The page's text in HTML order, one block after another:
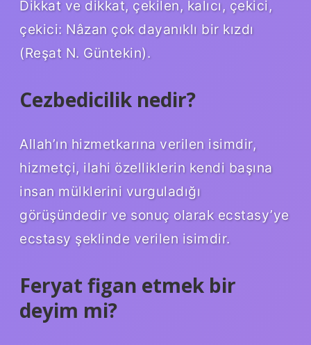
Dikkat ve dikkat, çekilen, kalıcı, çekici,
çekici: Nâzan çok dayanıklı bir kızdı
(Reşat N. Güntekin).
Cezbedicilik nedir?
Allah’ın hizmetkarına verilen isimdir,
hizmetçi, ilahi özelliklerin kendi başına
insan mülklerini vurguladığı
görüşündedir ve sonuç olarak ecstasy’ye
ecstasy şeklinde verilen isimdir.
Feryat figan etmek bir
deyim mi?